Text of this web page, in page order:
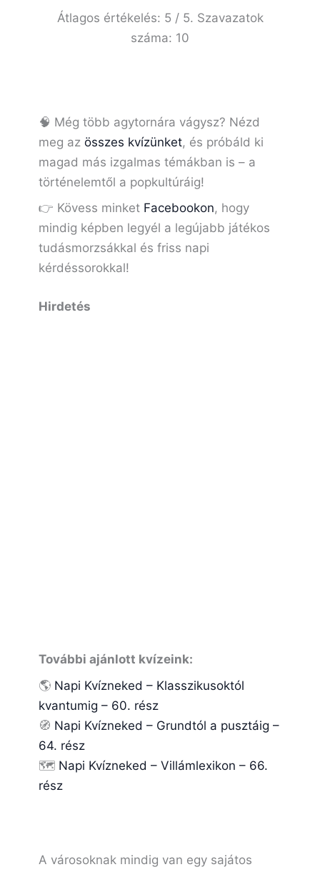
Átlagos értékelés: 5 / 5. Szavazatok
száma: 10
🧠 Még több agytornára vágysz? Nézd
meg az összes kvízünket, és próbáld ki
magad más izgalmas témákban is – a
történelemtől a popkultúráig!
👉 Kövess minket Facebookon, hogy
mindig képben legyél a legújabb játékos
tudásmorzsákkal és friss napi
kérdéssorokkal!
Hirdetés
További ajánlott kvízeink:
🌎 Napi Kvízneked – Klasszikusoktól
kvantumig – 60. rész
🧭 Napi Kvízneked – Grundtól a pusztáig –
64. rész
🗺️ Napi Kvízneked – Villámlexikon – 66.
rész
A városoknak mindig van egy sajátos